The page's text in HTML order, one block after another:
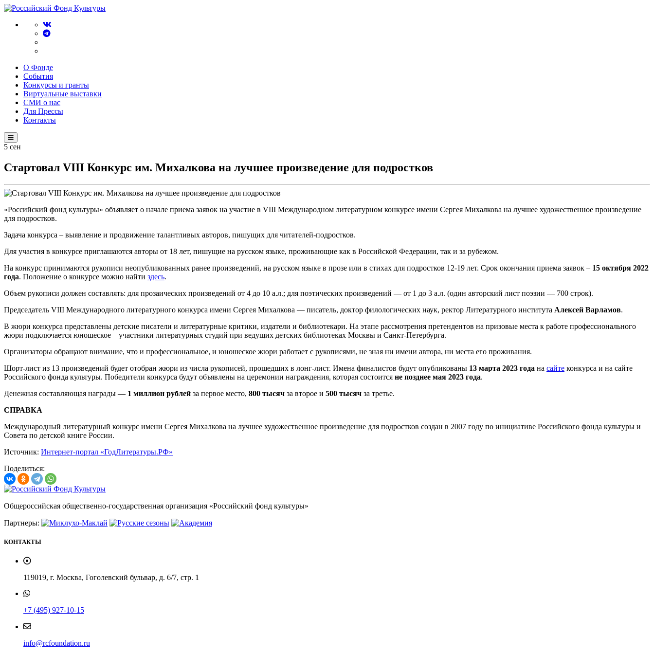
О Фонде
События
Конкурсы и гранты
Виртуальные выставки
СМИ о нас
Для Прессы
Контакты
5 сен
Стартовал VIII Конкурс им. Михалкова на лучшее произведение для подростков
«Российский фонд культуры» объявляет о начале приема заявок на участие в VIII Международном литературном конкурсе имени Сергея Михалкова на лучшее художественное произведение
для подростков.
Задача конкурса – выявление и продвижение талантливых авторов, пишущих для читателей-подростков.
Для участия в конкурсе приглашаются авторы от 18 лет, пишущие на русском языке, проживающие как в Российской Федерации, так и за рубежом.
На конкурс принимаются рукописи неопубликованных ранее произведений, на русском языке в прозе или в стихах для подростков 12-19 лет. Срок окончания приема заявок – 15 октября 2022
года. Положение о конкурсе можно найти здесь.
Объем рукописи должен составлять: для прозаических произведений от 4 до 10 а.л.; для поэтических произведений — от 1 до 3 а.л. (один авторский лист поэзии — 700 строк).
Председатель VIII Международного литературного конкурса имени Сергея Михалкова — писатель, доктор филологических наук, ректор Литературного института Алексей Варламов.
В жюри конкурса представлены детские писатели и литературные критики, издатели и библиотекари. На этапе рассмотрения претендентов на призовые места к работе профессионального
жюри подключается юношеское – участники литературных студий при ведущих детских библиотеках Москвы и Санкт-Петербурга.
Организаторы обращают внимание, что и профессиональное, и юношеское жюри работает с рукописями, не зная ни имени автора, ни места его проживания.
Шорт-лист из 13 произведений будет отобран жюри из числа рукописей, прошедших в лонг-лист. Имена финалистов будут опубликованы 13 марта 2023 года на сайте конкурса и на сайте
Российского фонда культуры. Победители конкурса будут объявлены на церемонии награждения, которая состоится не позднее мая 2023 года.
Денежная составляющая награды — 1 миллион рублей за первое место, 800 тысяч за второе и 500 тысяч за третье.
СПРАВКА
Международный литературный конкурс имени Сергея Михалкова на лучшее художественное произведение для подростков создан в 2007 году по инициативе Российского фонда культуры и
Совета по детской книге России.
Источник: Интернет-портал «ГодЛитературы.РФ»
Поделиться:
Общероссийская общественно-государственная организация «Российский фонд культуры»
Партнеры:
КОНТАКТЫ
119019, г. Москва, Гоголевский бульвар, д. 6/7, стр. 1
+7 (495) 927-10-15
info@rcfoundation.ru